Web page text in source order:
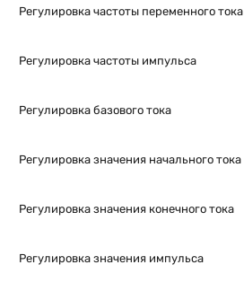
Регулировка частоты переменного тока
Регулировка частоты импульса
Регулировка базового тока
Регулировка значения начального тока
Регулировка значения конечного тока
Регулировка значения импульса